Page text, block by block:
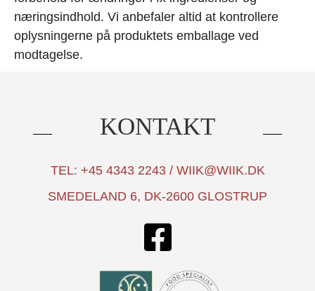
næringsindhold. Vi anbefaler altid at kontrollere
oplysningerne på produktets emballage ved
modtagelse.
KONTAKT
TEL: +45 4343 2243 / WIIK@WIIK.DK
SMEDELAND 6, DK-2600 GLOSTRUP